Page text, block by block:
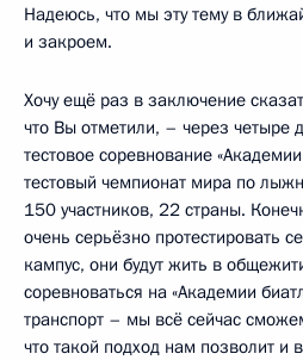
Надеюсь, что мы эту тему в
и закроем.
Хочу ещё раз в заключение
что Вы отметили, – через четыре
тестовое соревнование
тестовый чемпионат мира по
150 участников, 22 страны.
очень серьёзно протестировать
кампус, они будут жить в
соревноваться на «Академии
транспорт – мы всё сейчас
что такой подход нам позволит и